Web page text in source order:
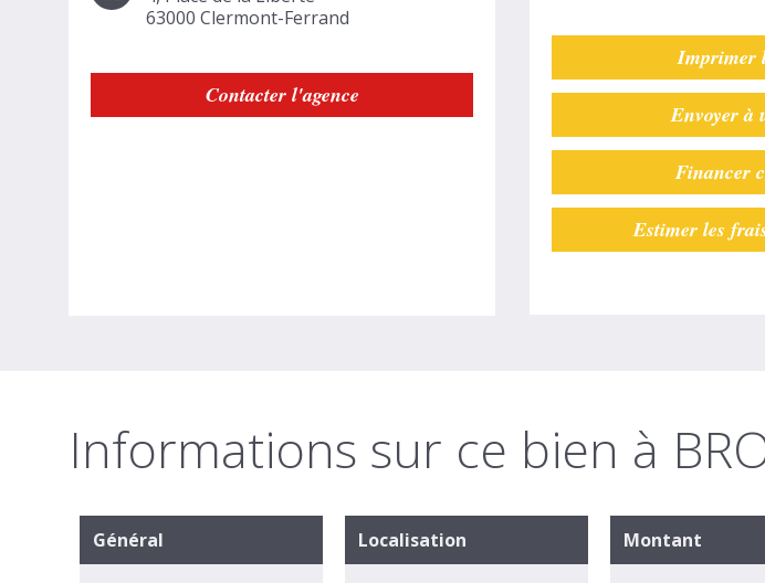
63000 Clermont-Ferrand
Contacter l'agence
Imprimer
Envoyer à
Financer
Estimer les
Informations sur ce bien à
Général Localisation Montant